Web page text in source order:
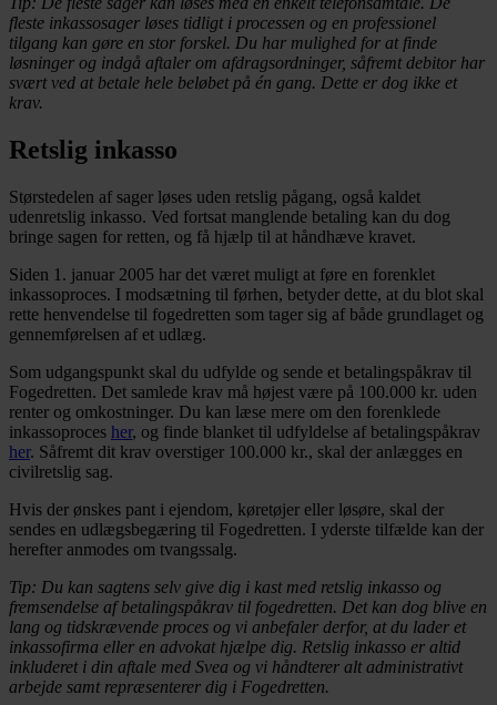
fleste inkassosager løses tidligt i processen og en professionel
tilgang kan gøre en stor forskel. Du har mulighed for at finde
løsninger og indgå aftaler om afdragsordninger, såfremt debitor har
svært ved at betale hele beløbet på én gang. Dette er dog ikke et
krav.
Retslig inkasso
Størstedelen af sager løses uden retslig pågang, også kaldet
udenretslig inkasso. Ved fortsat manglende betaling kan du dog
bringe sagen for retten, og få hjælp til at håndhæve kravet.
Siden 1. januar 2005 har det været muligt at føre en forenklet
inkassoproces. I modsætning til førhen, betyder dette, at du blot skal
rette henvendelse til fogedretten som tager sig af både grundlaget og
gennemførelsen af et udlæg.
Som udgangspunkt skal du udfylde og sende et betalingspåkrav til
Fogedretten. Det samlede krav må højest være på 100.000 kr. uden
renter og omkostninger. Du kan læse mere om den forenklede
inkassoproces her, og finde blanket til udfyldelse af betalingspåkrav
her. Såfremt dit krav overstiger 100.000 kr., skal der anlægges en
civilretslig sag.
Hvis der ønskes pant i ejendom, køretøjer eller løsøre, skal der
sendes en udlægsbegæring til Fogedretten. I yderste tilfælde kan der
herefter anmodes om tvangssalg.
Tip: Du kan sagtens selv give dig i kast med retslig inkasso og
fremsendelse af betalingspåkrav til fogedretten. Det kan dog blive en
lang og tidskrævende proces og vi anbefaler derfor, at du lader et
inkassofirma eller en advokat hjælpe dig. Retslig inkasso er altid
inkluderet i din aftale med Svea og vi håndterer alt administrativt
arbejde samt repræsenterer dig i Fogedretten.